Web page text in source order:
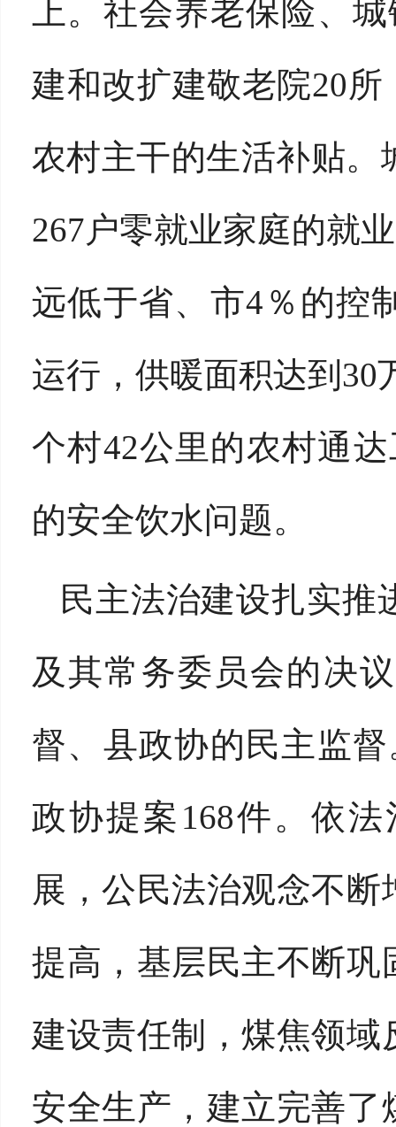
上。社会养老保险、
建和改扩建敬老院20所
农村主干的生活补贴。
267户零就业家庭的就
远低于省、市4％的控
运行，供暖面积达到30
个村42公里的农村通
的安全饮水问题。
民主法治建设扎实推
及其常务委员会的决
督、县政协的民主监
政协提案168件。依
展，公民法治观念不
提高，基层民主不断
建设责任制，煤焦领
安全生产，建立完善